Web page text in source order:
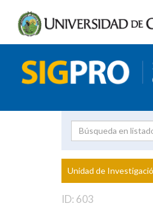
Proyecto
Unidad de
ID: 603